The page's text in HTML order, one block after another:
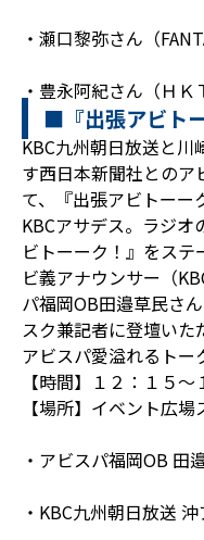
・瀬口黎弥さん（
・豊永阿紀さん（ＨＫ
■『出張アビト
KBC九州朝日放送と川
す西日本新聞社とのア
て、『出張アビトーー
KBCアサデス。ラジ
ビトーーク！』をス
ビ義アナウンサー（
パ福岡OB田邉草民さ
スク兼記者に登壇いた
アビスパ愛溢れるトー
【時間】１２：１５
【場所】イベント広場
・アビスパ福岡OB 田
・KBC九州朝日放送